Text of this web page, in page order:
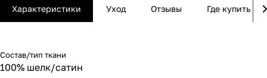
Характеристики Уход Отзывы Где купить
Состав/тип ткани
100% шелк/сатин